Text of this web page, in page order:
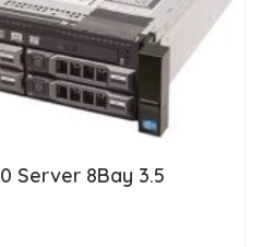
Server 8Bay 3.5